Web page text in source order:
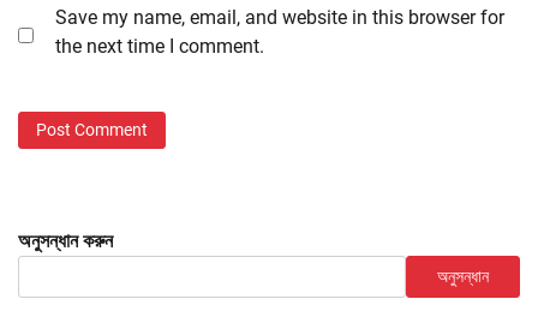
Save my name, email, and website in this browser for
the next time I comment.
অনুসন্ধান করুন
অনুসন্ধান